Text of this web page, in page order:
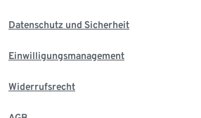
Datenschutz und Sicherheit
Einwilligungsmanagement
Widerrufsrecht